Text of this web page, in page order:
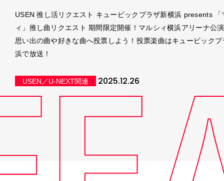
USEN 推し活リクエスト キュービックプラザ新横浜 presents 「
ィ」推し曲リクエスト 期間限定開催！マルシィ横浜アリーナ公
思い出の曲や好きな曲へ投票しよう！投票楽曲はキュービックプ
浜で放送！
USEN／U-NEXT関連 2025.12.26